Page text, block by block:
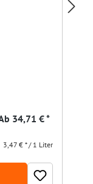
34,71 € *
3,47 € * / 1 Liter